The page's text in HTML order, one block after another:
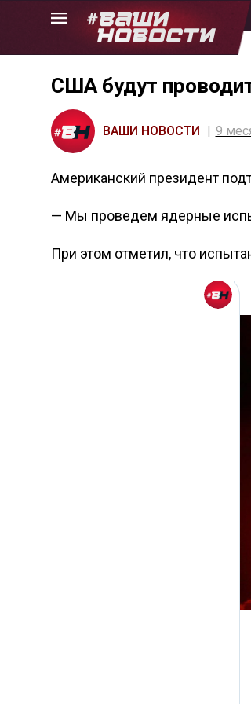
Skip
США будут
ВАШИ НОВОСТИ 9
Американский президент
— Мы проведем ядерные
При этом отметил, что